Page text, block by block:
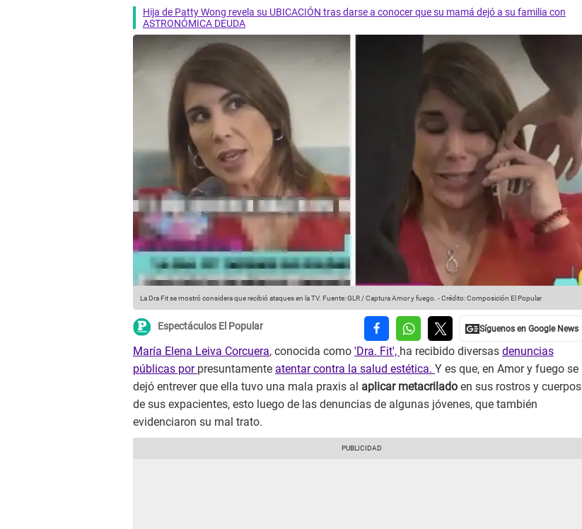
Hija de Patty Wong revela su UBICACIÓN tras darse a conocer que su mamá dejó a su familia con
ASTRONÓMICA DEUDA
La Dra Fit se mostró considera que recibió ataques en la TV. Fuente: GLR / Captura Amor y fuego. -Crédito: Composición El Popular
Espectáculos El Popular
María Elena Leiva Corcuera, conocida como 'Dra. Fit', ha recibido diversas denuncias
públicas por presuntamente atentar contra la salud estética. Y es que, en Amor y fuego se
dejó entrever que ella tuvo una mala praxis al aplicar metacrilado en sus rostros y cuerpos
de sus expacientes, esto luego de las denuncias de algunas jóvenes, que también
evidenciaron su mal trato.